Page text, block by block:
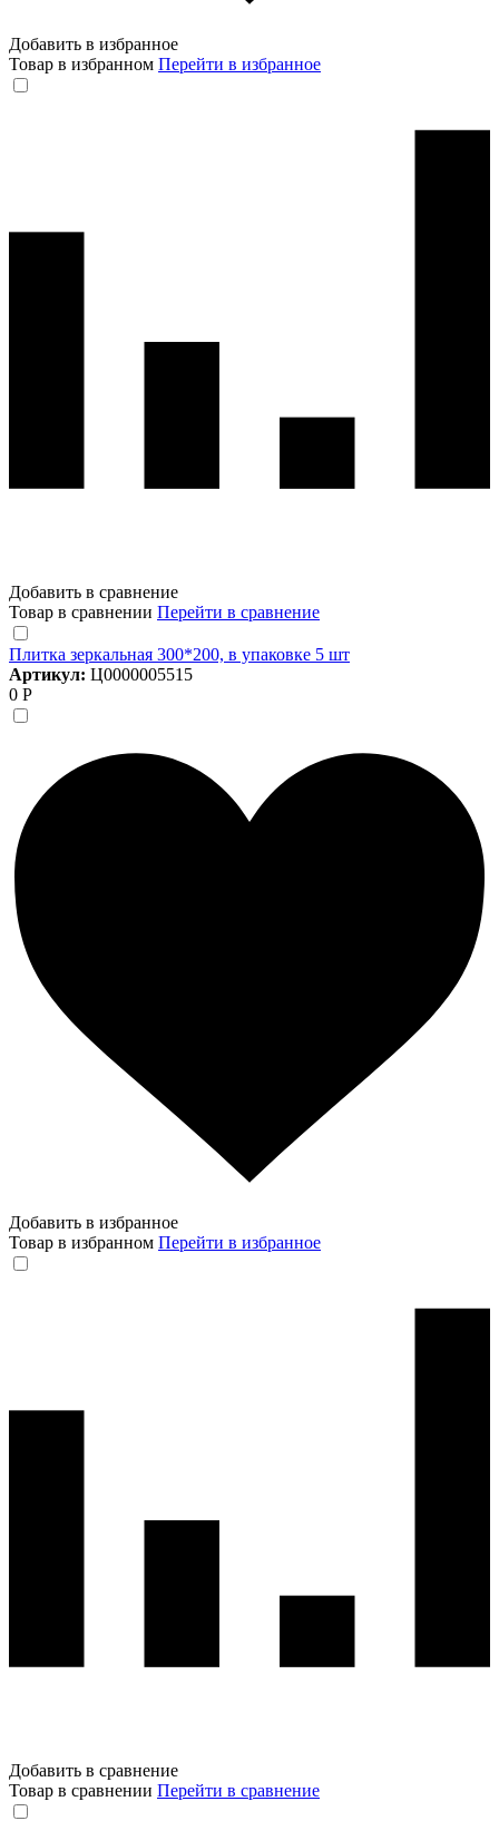
Добавить в избранное
Товар в избранном Перейти в избранное
Добавить в сравнение
Товар в сравнении Перейти в сравнение
Плитка зеркальная 300*200, в упаковке 5 шт
Артикул: Ц0000005515
0 Р
Добавить в избранное
Товар в избранном Перейти в избранное
Добавить в сравнение
Товар в сравнении Перейти в сравнение